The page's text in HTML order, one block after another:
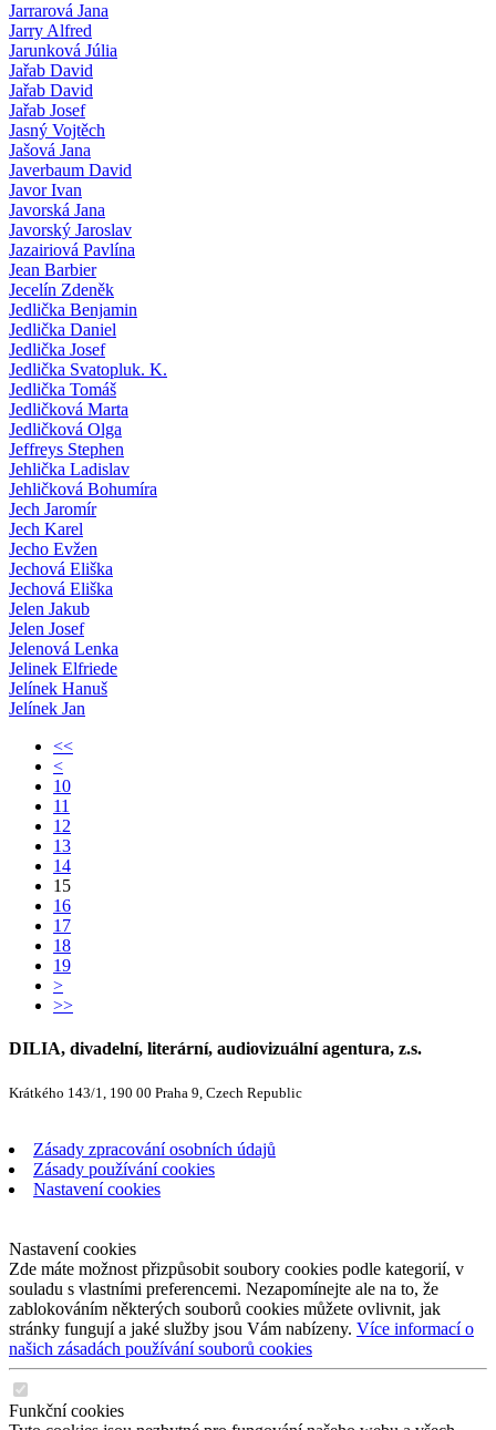
Jarrarová Jana
Jarry Alfred
Jarunková Júlia
Jařab David
Jařab David
Jařab Josef
Jasný Vojtěch
Jašová Jana
Javerbaum David
Javor Ivan
Javorská Jana
Javorský Jaroslav
Jazairiová Pavlína
Jean Barbier
Jecelín Zdeněk
Jedlička Benjamin
Jedlička Daniel
Jedlička Josef
Jedlička Svatopluk. K.
Jedlička Tomáš
Jedličková Marta
Jedličková Olga
Jeffreys Stephen
Jehlička Ladislav
Jehličková Bohumíra
Jech Jaromír
Jech Karel
Jecho Evžen
Jechová Eliška
Jechová Eliška
Jelen Jakub
Jelen Josef
Jelenová Lenka
Jelinek Elfriede
Jelínek Hanuš
Jelínek Jan
<<
<
10
11
12
13
14
15
16
17
18
19
>
>>
DILIA, divadelní, literární, audiovizuální agentura, z.s.
Krátkého 143/1, 190 00 Praha 9, Czech Republic
Zásady zpracování osobních údajů
Zásady používání cookies
Nastavení cookies
Nastavení cookies
Zde máte možnost přizpůsobit soubory cookies podle kategorií, v
souladu s vlastními preferencemi. Nezapomínejte ale na to, že
zablokováním některých souborů cookies můžete ovlivnit, jak
stránky fungují a jaké služby jsou Vám nabízeny. Více informací o
našich zásadách používání souborů cookies
Funkční cookies